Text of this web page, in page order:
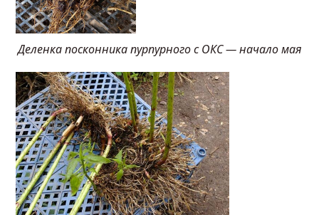
Деленка посконника пурпурного с ОКС — начало мая